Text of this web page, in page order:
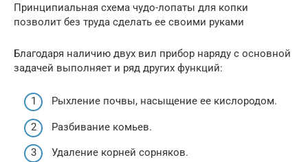
Принципиальная схема чудо-лопаты для копки
позволит без труда сделать ее своими руками
Благодаря наличию двух вил прибор наряду с основной
задачей выполняет и ряд других функций:
Рыхление почвы, насыщение ее кислородом.
Разбивание комьев.
Удаление корней сорняков.